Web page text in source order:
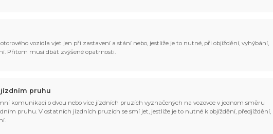
vozidla vjet jen při zastavení a stání nebo, jestliže je to nutné, při objíždění, vyhýbání,
Přitom musí dbát zvýšené opatrnosti.
jízdním pruhu
komunikaci o dvou nebo více jízdních pruzích vyznačených na vozovce v jednom směru
pruhu. V ostatních jízdních pruzích se smí jet, jestliže je to nutné k objíždění, předjíždění,